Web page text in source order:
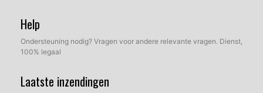
Help
Ondersteuning nodig? Vragen voor andere relevante vragen. Dienst,
100% legaal
Laatste inzendingen